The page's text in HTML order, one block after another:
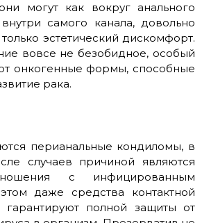
могут как вокруг анального
самого канала, довольно
эстетический дискомфорт.
вовсе не безобидное, особый
онкогенные формы, способные
рака.
перианальные кондиломы, в
случаев причиной являются
с инфицированным
даже средства контактной
гарантируют полной защиты от